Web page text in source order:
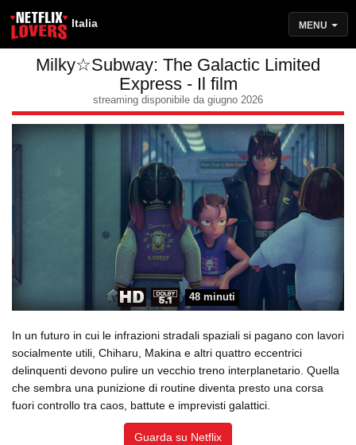
Italia MENU
Milky☆Subway: The Galactic Limited
Express - Il film
streaming disponibile da giugno 2026
48 minuti
In un futuro in cui le infrazioni stradali spaziali si pagano con lavori
socialmente utili, Chiharu, Makina e altri quattro eccentrici
delinquenti devono pulire un vecchio treno interplanetario. Quella
che sembra una punizione di routine diventa presto una corsa
fuori controllo tra caos, battute e imprevisti galattici.
Guarda su Netflix